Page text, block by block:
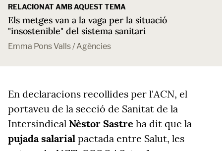
RELACIONAT AMB AQUEST TEMA
Els metges van a la vaga per la situació
"insostenible" del sistema sanitari
Emma Pons Valls / Agències
En declaracions recollides per l'ACN, el
portaveu de la secció de Sanitat de la
Intersindical Nèstor Sastre ha dit que la
pujada salarial pactada entre Salut, les